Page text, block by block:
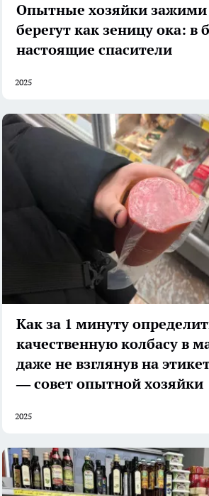
Опытные хозяйки зажими
берегут как зеницу ока: в
настоящие спасители
2025
Как за 1 минуту
качественную колбасу в
даже не взглянув на
— совет опытной хозяйки
2025